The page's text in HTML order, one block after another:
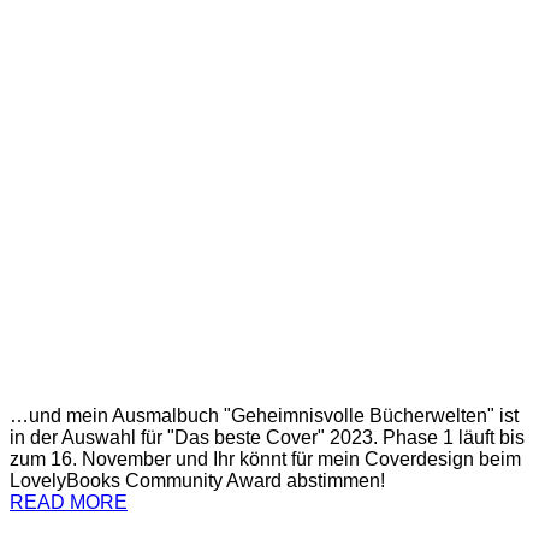
…und mein Ausmalbuch "Geheimnisvolle Bücherwelten" ist
in der Auswahl für "Das beste Cover" 2023. Phase 1 läuft bis
zum 16. November und Ihr könnt für mein Coverdesign beim
LovelyBooks Community Award abstimmen!
READ MORE